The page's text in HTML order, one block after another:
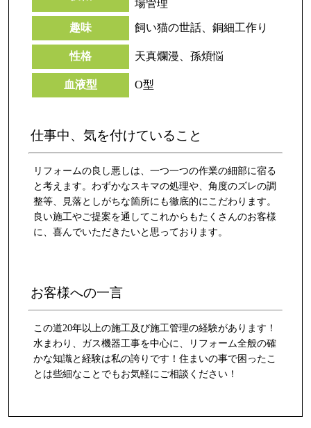
場管理
趣味 飼い猫の世話、銅細工作り
性格 天真爛漫、孫煩悩
血液型 O型
仕事中、気を付けていること
リフォームの良し悪しは、一つ一つの作業の細部に宿る
と考えます。わずかなスキマの処理や、角度のズレの調
整等、見落としがちな箇所にも徹底的にこだわります。
良い施工やご提案を通してこれからもたくさんのお客様
に、喜んでいただきたいと思っております。
お客様への一言
この道20年以上の施工及び施工管理の経験があります！
水まわり、ガス機器工事を中心に、リフォーム全般の確
かな知識と経験は私の誇りです！住まいの事で困ったこ
とは些細なことでもお気軽にご相談ください！